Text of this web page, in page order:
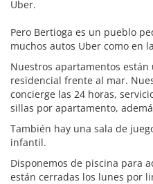
Uber.
Pero Bertioga es un pueblo
muchos autos Uber como en
Nuestros apartamentos
residencial frente al mar.
concierge las 24 horas,
sillas por apartamento,
También hay una sala de
infantil.
Disponemos de piscina para
están cerradas los lunes por